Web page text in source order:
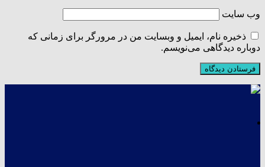
وب‌ سایت
ذخیره نام، ایمیل و وبسایت من در مرورگر برای زمانی که
دوباره دیدگاهی می‌نویسم.